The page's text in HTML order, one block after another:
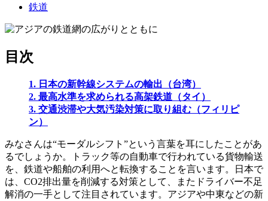
鉄道
目次
1. 日本の新幹線システムの輸出（台湾）
2. 最高水準を求められる高架鉄道（タイ）
3. 交通渋滞や大気汚染対策に取り組む（フィリピ
ン）
みなさんは“モーダルシフト”という言葉を耳にしたことがあ
るでしょうか。トラック等の自動車で行われている貨物輸送
を、鉄道や船舶の利用へと転換することを言います。日本で
は、CO2排出量を削減する対策として、またドライバー不足
解消の一手として注目されています。アジアや中東などの新